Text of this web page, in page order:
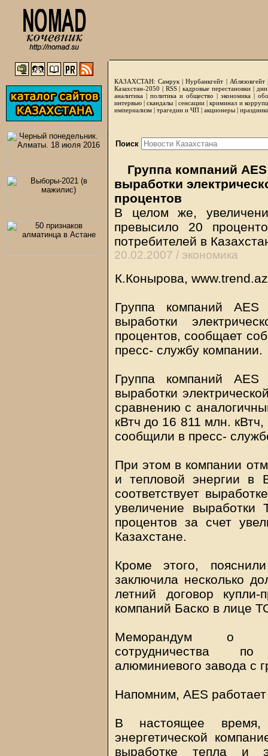
КАЗАХСТАН: Самрук |Нурбанкгейт | Аблязовгейт
Казахстан-2050 | RSS|кадровые перестановки|
аналитика | политика и общество | экономика |
интервью |скандалы | сенсации|криминал и
империализм | трагедии и ЧП | акционеры |
Поиск
Группа компаний
выработки
процентов
В целом же,
превысило 20
потребителей в
20.02.2007 / экономика
К.Конырова,
Группа компаний
выработки
процентов, сообщает
пресс- службу компании.
Группа компаний
выработки
сравнению с
кВтч до 16 811 млн.
сообщили в пресс-
При этом в компании
и тепловой энергии в
соответствует
увеличение
процентов за счет
Казахстане.
Кроме этого,
заключила несколько
летний договор купли-
компаний Баско в лице
Меморандум о
сотрудничества по
алюминиевого завода с
Напомним, AES
В настоящее время,
энергетической
выработке тепла и